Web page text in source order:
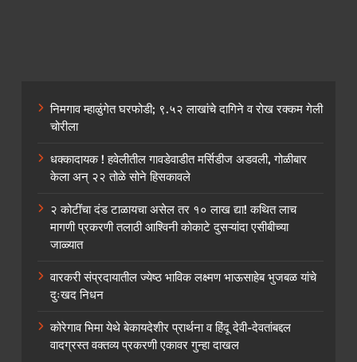
निमगाव म्हाळुंगेत घरफोडी; ९.५२ लाखांचे दागिने व रोख रक्कम गेली
चोरीला
धक्कादायक ! हवेलीतील गावडेवाडीत मर्सिडीज अडवली, गोळीबार
केला अन् २२ तोळे सोने हिसकावले
२ कोटींचा दंड टाळायचा असेल तर १० लाख द्या! कथित लाच
मागणी प्रकरणी तलाठी आश्विनी कोकाटे दुसऱ्यांदा एसीबीच्या
जाळ्यात
वारकरी संप्रदायातील ज्येष्ठ भाविक लक्ष्मण भाऊसाहेब भुजबळ यांचे
दुःखद निधन
कोरेगाव भिमा येथे बेकायदेशीर प्रार्थना व हिंदू देवी-देवतांबद्दल
वादग्रस्त वक्तव्य प्रकरणी एकावर गुन्हा दाखल